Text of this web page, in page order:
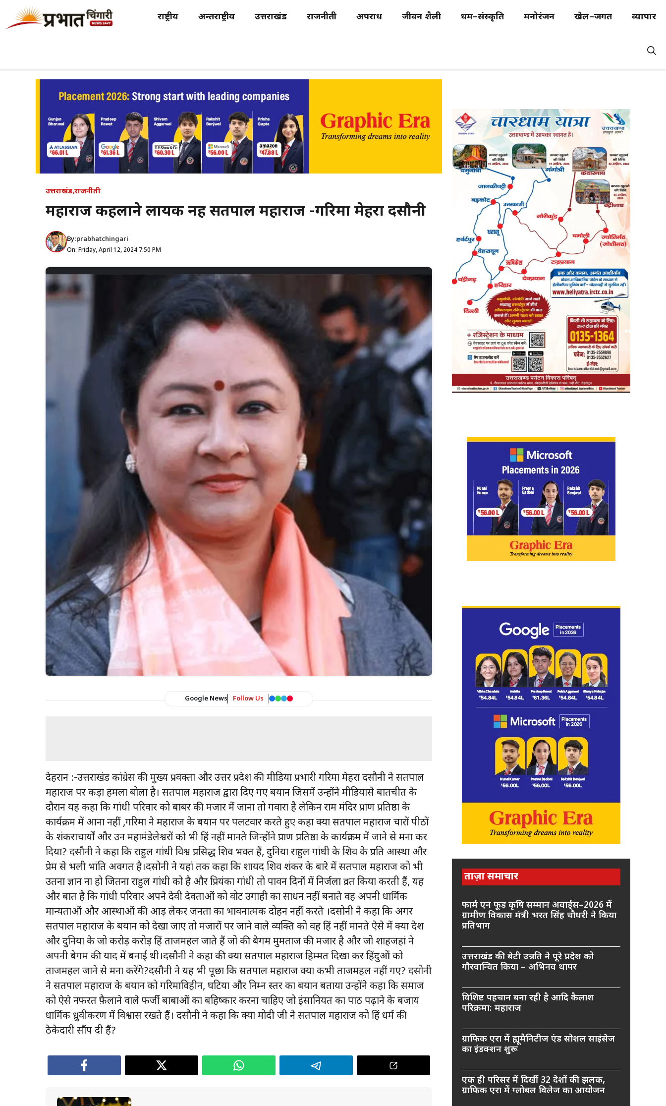
राष्ट्रीय अन्तर्राष्ट्रीय उत्तराखंड राजनीती अपराध जीवन शैली धर्म–संस्कृति मनोरंजन खेल–जगत व्यापार
उत्तराखंड,राजनीती
महाराज कहलाने लायक नहीं सतपाल महाराज -गरिमा मेहरा दसौनी
By:prabhatchingari
On: Friday, April 12, 2024 7:50 PM
Google News Follow Us
देहरादून :-उत्तराखंड कांग्रेस की मुख्य प्रवक्ता और उत्तर प्रदेश की मीडिया प्रभारी गरिमा मेहरा दसौनी ने सतपाल
महाराज पर कड़ा हमला बोला है। सतपाल महाराज द्वारा दिए गए बयान जिसमें उन्होंने मीडियासे बातचीत के
दौरान यह कहा कि गांधी परिवार को बाबर की मजार में जाना तो गवारा है लेकिन राम मंदिर प्राण प्रतिष्ठा के
कार्यक्रम में आना नहीं ,गरिमा ने महाराज के बयान पर पलटवार करते हुए कहा क्या सतपाल महाराज चारों पीठों
के शंकराचार्यों और उन महामंडेलेश्वरों को भी हिंदू नहीं मानते जिन्होंने प्राण प्रतिष्ठा के कार्यक्रम में जाने से मना कर
दिया? दसौनी ने कहा कि राहुल गांधी विश्व प्रसिद्ध शिव भक्त हैं, दुनिया राहुल गांधी के शिव के प्रति आस्था और
प्रेम से भली भांति अवगत है।दसोनी ने यहां तक कहा कि शायद शिव शंकर के बारे में सतपाल महाराज को भी
उतना ज्ञान ना हो जितना राहुल गांधी को है और प्रियंका गांधी तो पावन दिनों में निर्जला व्रत किया करती हैं, यह
और बात है कि गांधी परिवार अपने देवी देवताओं को वोट उगाही का साधन नहीं बनाते वह अपनी धार्मिक
मान्यताओं और आस्थाओं की आड़ लेकर जनता का भावनात्मक दोहन नहीं करते ।दसोनी ने कहा कि अगर
सतपाल महाराज के बयान को देखा जाए तो मजारों पर जाने वाले व्यक्ति को वह हिंदू नहीं मानते ऐसे में क्या देश
और दुनिया के जो करोड़ करोड़ हिंदू ताजमहल जाते हैं जो की बेगम मुमताज की मजार है और जो शाहजहां ने
अपनी बेगम की याद में बनाई थी।दसौनी ने कहा की क्या सतपाल महाराज हिम्मत दिखा कर हिंदुओं को
ताजमहल जाने से मना करेंगे?दसौनी ने यह भी पूछा कि सतपाल महाराज क्या कभी ताजमहल नहीं गए? दसोनी
ने सतपाल महाराज के बयान को गरिमाविहीन, घटिया और निम्न स्तर का बयान बताया उन्होंने कहा कि समाज
को ऐसे नफरत फ़ैलाने वाले फर्जी बाबाओं का बहिष्कार करना चाहिए जो इंसानियत का पाठ पढ़ाने के बजाय
धार्मिक ध्रुवीकरण में विश्वास रखते हैं। दसौनी ने कहा कि क्या मोदी जी ने सतपाल महाराज को हिंदू धर्म की
ठेकेदारी सौंप दी हैं?
ताज़ा समाचार
फार्म एन फूड कृषि सम्मान अवार्ड्स–2026 में
ग्रामीण विकास मंत्री भरत सिंह चौधरी ने किया
प्रतिभाग
उत्तराखंड की बेटी उन्नति ने पूरे प्रदेश को
गौरवान्वित किया – अभिनव थापर
विशिष्ट पहचान बना रही है आदि कैलाश
परिक्रमा: महाराज
ग्राफिक एरा में ह्यूमैनिटीज एंड सोशल साइंसेज
का इंडक्शन शुरू
एक ही परिसर में दिखीं 32 देशों की झलक,
ग्राफिक एरा में ग्लोबल विलेज का आयोजन